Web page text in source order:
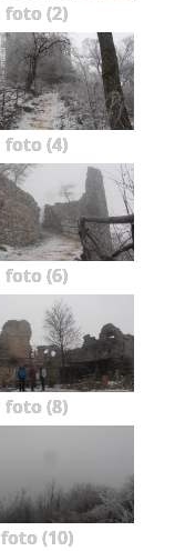
foto (2)
foto (4)
foto (6)
foto (8)
foto (10)